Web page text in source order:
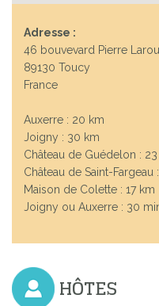
Adresse :
46 bouvevard Pierre
89130 Toucy
France
Auxerre : 20 km
Joigny : 30 km
Château de Guédelon :
Château de Saint-Fargeau
Maison de Colette : 17 km
Joigny ou Auxerre : 30
HÔTES